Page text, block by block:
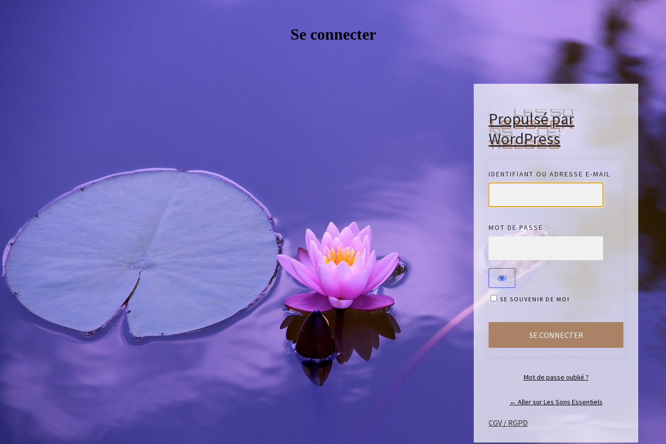
Se connecter
Propulsé par
WordPress
IDENTIFIANT OU ADRESSE E-MAIL
MOT DE PASSE
SE SOUVENIR DE MOI
Mot de passe oublié ?
← Aller sur Les Sons Essentiels
CGV / RGPD